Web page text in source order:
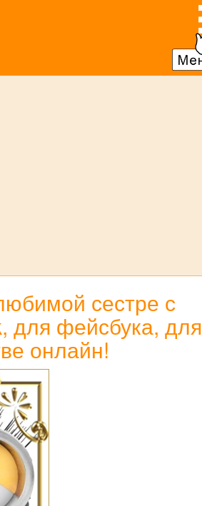
сестре с
для фейсбука, для
онлайн!